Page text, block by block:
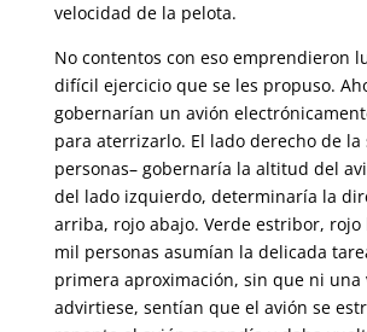
velocidad de la pelota.
No contentos con eso emprendieron
difícil ejercicio que se les propuso.
gobernarían un avión
para aterrizarlo. El lado derecho de la
personas– gobernaría la al­titud del
del lado izquierdo, determinaría la
arriba, rojo abajo. Verde estribor, rojo
mil personas asumían la delicada
primera aproximación, sin que ni una
advirtiese, sentían que el avión se